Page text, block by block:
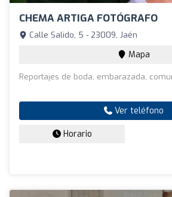
CHEMA ARTIGA FOTÓGRAFO
Calle Salido, 5 - 23009, Jaén
Mapa
Reportajes de boda, embarazada,
Ver teléfono
Horario